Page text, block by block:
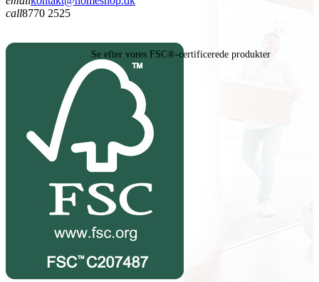
call8770 2525
Se efter vores FSC®-certificerede produkter